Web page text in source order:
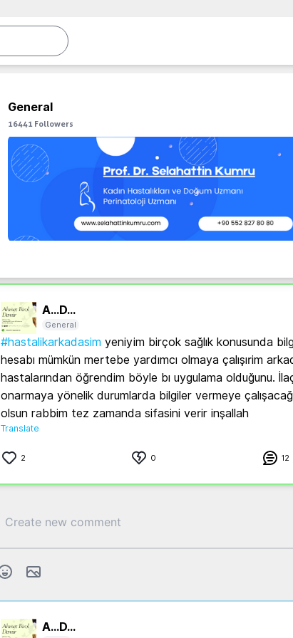
General
16441 Followers
A...D...
General
#hastalikarkadasim yeniyim birçok sağlık konusunda
hesabı mümkün mertebe yardımcı olmaya çalışırim
hastalarından öğrendim böyle bı uygulama olduğunu.
onarmaya yönelik durumlarda bilgiler vermeye
olsun rabbim tez zamanda sifasini verir inşallah
Translate
2 0 12
A...D...